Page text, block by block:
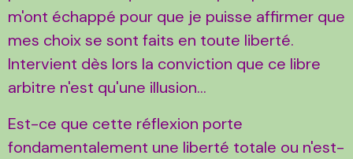
m'ont échappé pour que je puisse affirmer que
mes choix se sont faits en toute liberté.
Intervient dès lors la conviction que ce libre
arbitre n'est qu'une illusion...
Est-ce que cette réflexion porte
fondamentalement une liberté totale ou n'est-